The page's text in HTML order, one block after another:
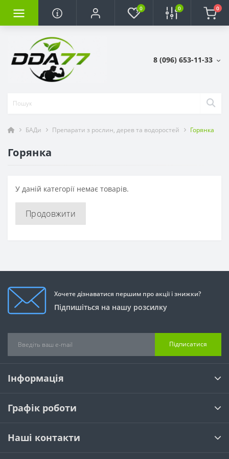
0 0 0
8 (096) 653-11-33
БАДи Препарати з рослин, дерев та водоростей Горянка
Горянка
У даній категорії немає товарів.
Продовжити
Хочете дізнаватися першим про акції і знижки?
Підпишіться на нашу розсилку
Підписатися
Інформація
Графік роботи
Наші контакти